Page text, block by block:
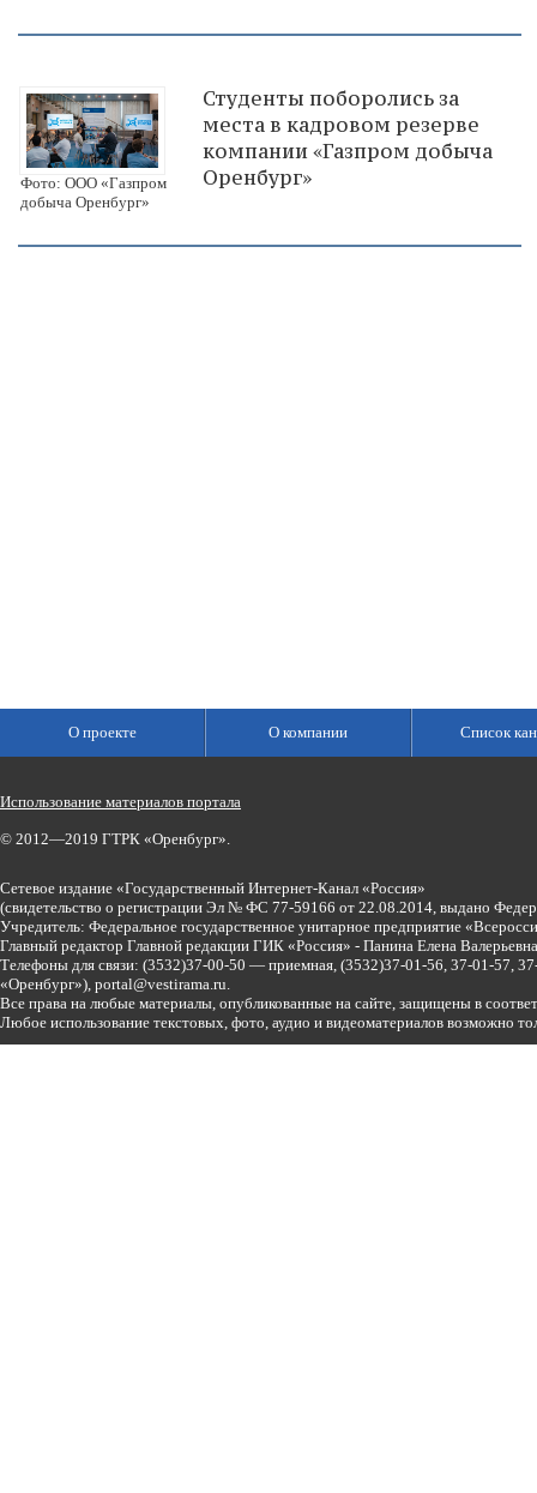
Фото: ООО «Газпром
добыча Оренбург»
Студенты поборолись за
места в кадровом резерве
компании «Газпром добыча
Оренбург»
О проекте О компании Список
Использование материалов портала
© 2012—2019 ГТРК «Оренбург».
Сетевое издание «Государственный Интернет-Канал «Россия»
(свидетельство о регистрации Эл № ФС 77-59166 от 22.08.2014, выдано
Учредитель: Федеральное государственное унитарное предприятие
Главный редактор Главной редакции ГИК «Россия» - Панина Елена
Телефоны для связи: (3532)37-00-50 — приемная, (3532)37-01-56, 37-01-57,
«Оренбург»), portal@vestirama.ru.
Все права на любые материалы, опубликованные на сайте, защищены в
Любое использование текстовых, фото, аудио и видеоматериалов возможно